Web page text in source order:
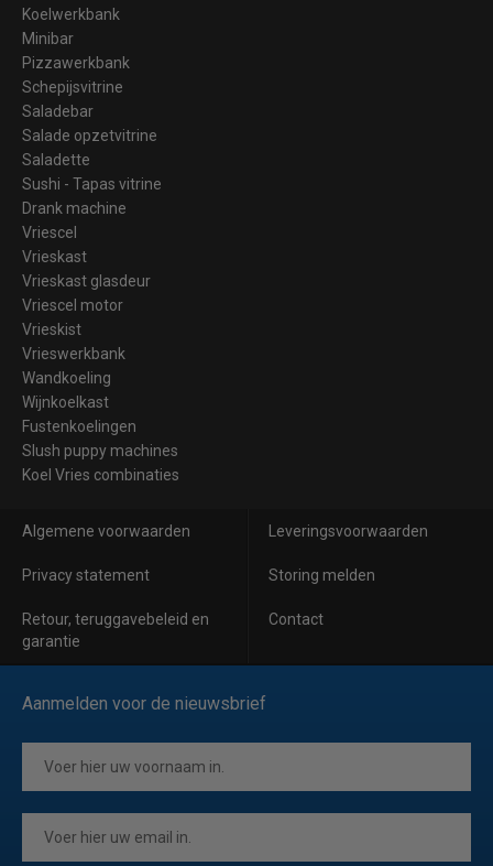
Koelwerkbank
Minibar
Pizzawerkbank
Schepijsvitrine
Saladebar
Salade opzetvitrine
Saladette
Sushi - Tapas vitrine
Drank machine
Vriescel
Vrieskast
Vrieskast glasdeur
Vriescel motor
Vrieskist
Vrieswerkbank
Wandkoeling
Wijnkoelkast
Fustenkoelingen
Slush puppy machines
Koel Vries combinaties
Algemene voorwaarden Leveringsvoorwaarden
Privacy statement Storing melden
Retour, teruggavebeleid en
garantie
Contact
Aanmelden voor de nieuwsbrief